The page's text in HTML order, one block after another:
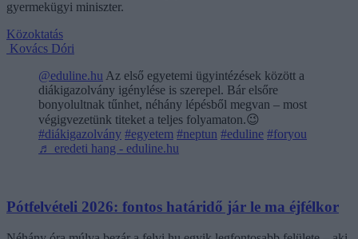
gyermekügyi miniszter.
Közoktatás
Kovács Dóri
@eduline.hu Az első egyetemi ügyintézések között a
diákigazolvány igénylése is szerepel. Bár elsőre
bonyolultnak tűnhet, néhány lépésből megvan – most
végigvezetünk titeket a teljes folyamaton.😉
#diákigazolvány #egyetem #neptun #eduline #foryou
♬ eredeti hang - eduline.hu
Pótfelvételi 2026: fontos határidő jár le ma éjfélkor